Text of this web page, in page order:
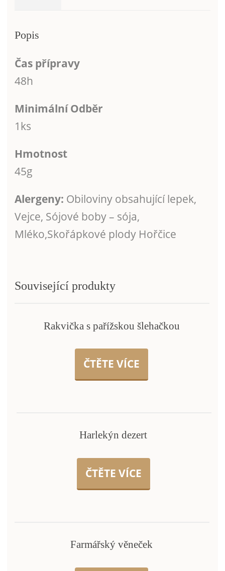
Popis
Čas přípravy
48h
Minimální Odběr
1ks
Hmotnost
45g
Alergeny: Obiloviny obsahující lepek,
Vejce, Sójové boby – sója,
Mléko,Skořápkové plody Hořčice
Související produkty
Rakvička s pařížskou šlehačkou
ČTĚTE VÍCE
Harlekýn dezert
ČTĚTE VÍCE
Farmářský věneček